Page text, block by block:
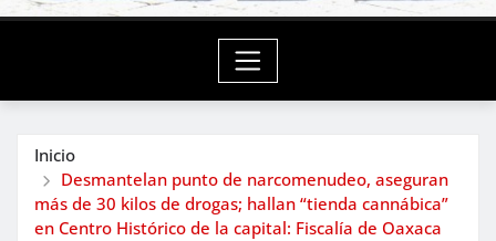
Inicio
Desmantelan punto de narcomenudeo, aseguran
más de 30 kilos de drogas; hallan “tienda cannábica”
en Centro Histórico de la capital: Fiscalía de Oaxaca